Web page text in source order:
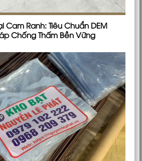
Cam Ranh: Tiêu Chuẩn DEM
Chống Thấm Bền Vững